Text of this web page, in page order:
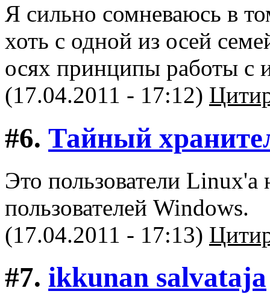
Я сильно сомневаюсь в
хоть с одной из осей
осях принципы работы с
(17.04.2011 - 17:12)
#6. Тайный
Это пользователи
пользователей Windows.
(17.04.2011 - 17:13)
#7. ikkunan salvataja